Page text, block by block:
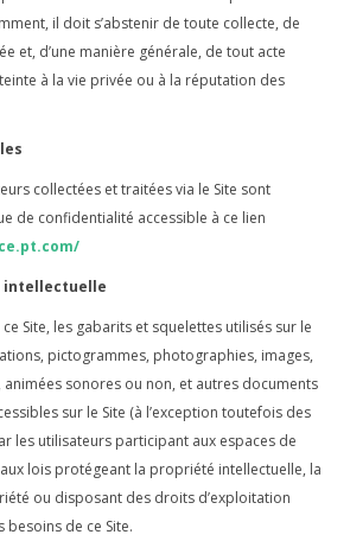
il doit s’abstenir de toute collecte, de
et, d’une manière générale, de tout acte
à la vie privée ou à la réputation des
collectées et traitées via le Site sont
de confidentialité accessible à ce lien
intellectuelle
Site, les gabarits et squelettes utilisés sur le
pictogrammes, photographies, images,
sonores ou non, et autres documents
sur le Site (à l’exception toutefois des
les utilisateurs participant aux espaces de
lois protégeant la propriété intellectuelle, la
ou disposant des droits d’exploitation
de ce Site.